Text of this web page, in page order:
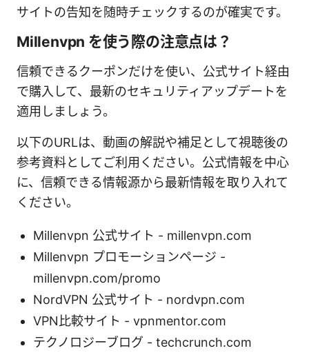
サイトの告知を随時チェックするのが確実です。
Millenvpn を使う際の注意点は？
信頼できるクーポンだけを使い、公式サイト経由
で購入して、最新のセキュリティアップデートを
適用しましょう。
以下のURLは、動画の解説や補足として視聴後の
参考資料としてご利用ください。公式情報を中心
に、信頼できる情報源から最新情報を取り入れて
ください。
Millenvpn 公式サイト - millenvpn.com
Millenvpn プロモーションページ -
millenvpn.com/promo
NordVPN 公式サイト - nordvpn.com
VPN比較サイト - vpnmentor.com
テクノロジーブログ - techcrunch.com